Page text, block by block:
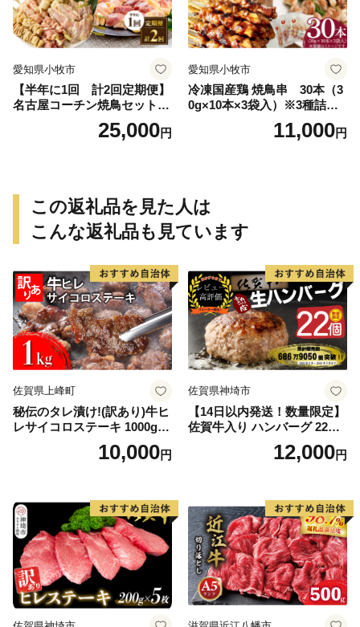
愛知県小牧市
【半年に1回 計2回定期便】
名古屋コーチン焼鳥セット・
名古屋コーチン鍋&名古屋コ
ーチン1羽分セット25,000円
愛知県小牧市
冷凍国産鶏 焼鳥串 30本（3
0g×10本×3袋入）※3種詰め
合わせ 焼き鳥 おつまみ バー
ベキュー 小分け 国産 鶏肉 焼
せ
11,000円
この返礼品を見た人は
こんな返礼品も見ています
佐賀県上峰町
秘伝のタレ漬け!(訳あり)牛ヒ
レサイコロステーキ 1000g
10,000円
佐賀県神埼市
【14日以内発送！数量限定】
佐賀牛入り ハンバーグ 22個
2.6kg(120g×22個)【佐賀牛
黒毛和牛 ブランド牛 九州 ハ
気】(H083106)
12,000円